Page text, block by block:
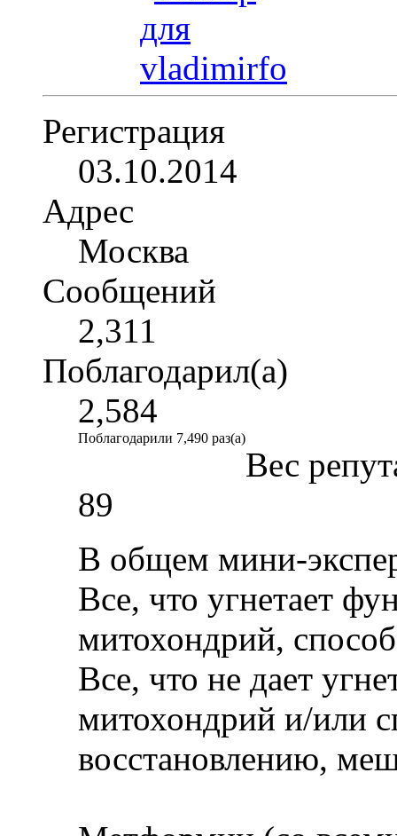
Регистрация
03.10.2014
Адрес
Москва
Сообщений
2,311
Поблагодарил(а)
2,584
Поблагодарили 7,490 раз(а)
Вес
89
В общем мини-
Все, что угнетает
митохондрий,
Все, что не дает
митохондрий и/или
восстановлению,